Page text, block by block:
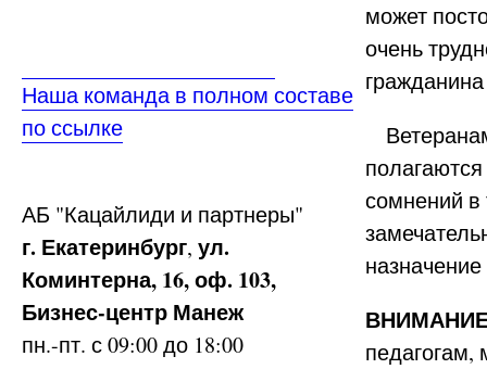
Наша команда в полном составе
по ссылке
АБ "Кацайлиди и партнеры"
г. Екатеринбург, ул.
Коминтерна, 16, оф. 103,
Бизнес-центр Манеж
пн.-пт. с 09:00 до 18:00
может
очень
сомнений в